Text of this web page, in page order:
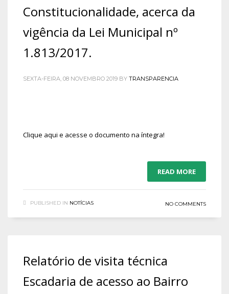
Constitucionalidade, acerca da
vigência da Lei Municipal nº
1.813/2017.
SEXTA-FEIRA, 08 NOVEMBRO 2019 BY TRANSPARENCIA
Clique aqui e acesse o documento na íntegra!
READ MORE
PUBLISHED IN NOTÍCIAS NO COMMENTS
Relatório de visita técnica
Escadaria de acesso ao Bairro